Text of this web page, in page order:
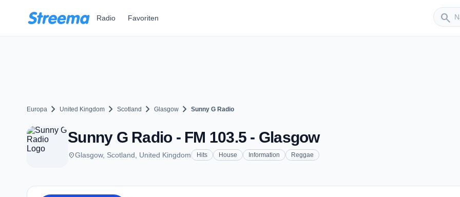
Radio Favoriten search
Sender
Europa chevron_right United Kingdom chevron_right Scotland chevron_right Glasgow chevron_right Sunny G Radio
Sunny G Radio - FM 103.5 - Glasgow
placeGlasgow, Scotland, United Kingdom Hits House Information Reggae